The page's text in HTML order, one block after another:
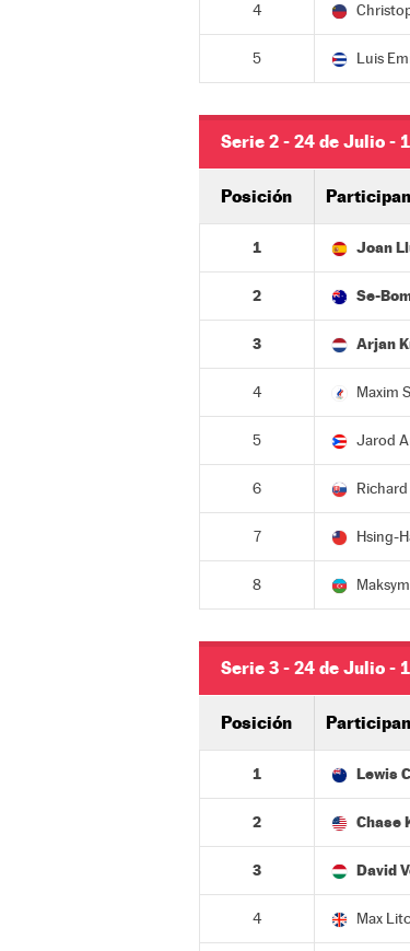
4
5 Luis
Serie 2 - 24 de Julio -
Posición
1 Joan
2 Se-
3 Arjan
4 Maxim
5 Jarod
6 Richard
7 Hsing-
8
Serie 3 - 24 de Julio -
Posición
1 Lewis
2 Chase
3 David
4 Max